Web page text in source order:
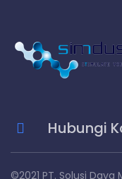
Hubungi
©2021 PT. Solusi